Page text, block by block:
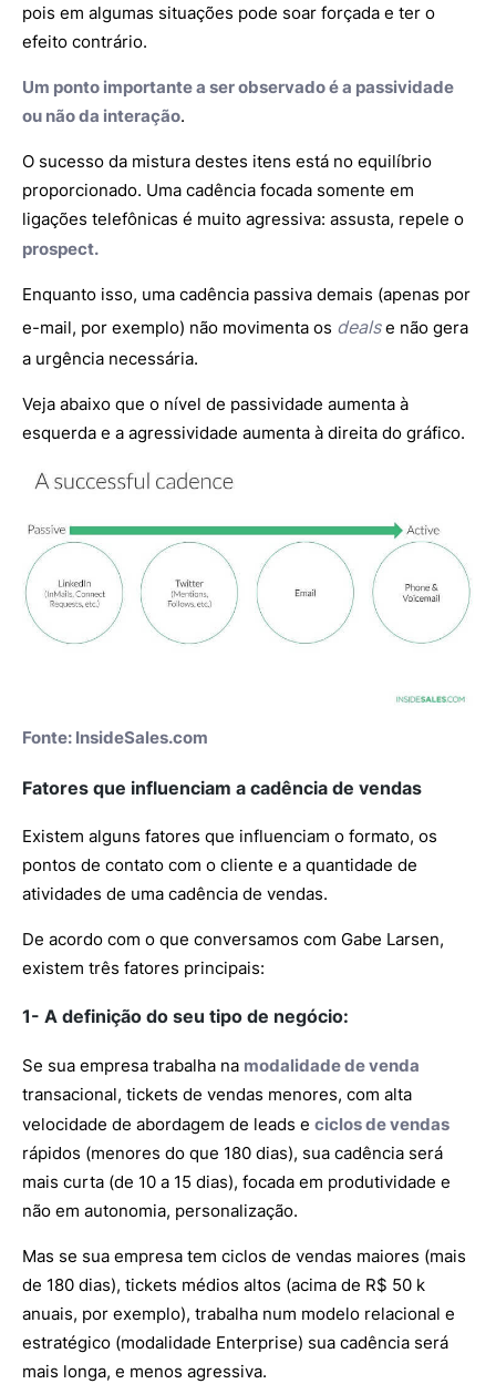
pois em algumas situações pode soar forçada e ter o
efeito contrário.
Um ponto importante a ser observado é a passividade
ou não da interação.
O sucesso da mistura destes itens está no equilíbrio
proporcionado. Uma cadência focada somente em
ligações telefônicas é muito agressiva: assusta, repele o
prospect.
Enquanto isso, uma cadência passiva demais (apenas por
e-mail, por exemplo) não movimenta os dealse não gera
a urgência necessária.
Veja abaixo que o nível de passividade aumenta à
esquerda e a agressividade aumenta à direita do gráfico.
Fonte: InsideSales.com
Fatores que influenciam a cadência de vendas
Existem alguns fatores que influenciam o formato, os
pontos de contato com o cliente e a quantidade de
atividades de uma cadência de vendas.
De acordo com o que conversamos com Gabe Larsen,
existem três fatores principais:
1- A definição do seu tipo de negócio:
Se sua empresa trabalha na modalidade de venda
transacional, tickets de vendas menores, com alta
velocidade de abordagem de leads e ciclos de vendas
rápidos (menores do que 180 dias), sua cadência será
mais curta (de 10 a 15 dias), focada em produtividade e
não em autonomia, personalização.
Mas se sua empresa tem ciclos de vendas maiores (mais
de 180 dias), tickets médios altos (acima de R$ 50 k
anuais, por exemplo), trabalha num modelo relacional e
estratégico (modalidade Enterprise) sua cadência será
mais longa, e menos agressiva.